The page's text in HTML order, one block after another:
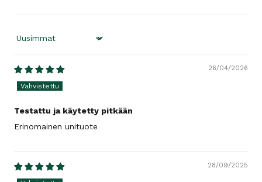
Sort by
26/04/2026
Testattu ja käytetty pitkään
Erinomainen unituote
28/09/2025